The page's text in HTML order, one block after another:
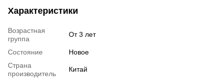
Характеристики
Возрастная
группа
От 3 лет
Состояние
Новое
Страна
производитель
Китай